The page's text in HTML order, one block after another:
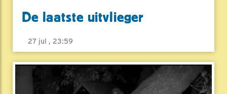
De laatste uitvlieger
27 jul , 23:59